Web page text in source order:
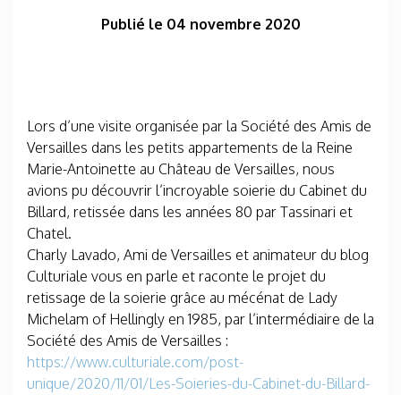
Publié le 04 novembre 2020
Lors d’une visite organisée par la Société des Amis de
Versailles dans les petits appartements de la Reine
Marie-Antoinette au Château de Versailles, nous
avions pu découvrir l’incroyable soierie du Cabinet du
Billard, retissée dans les années 80 par Tassinari et
Chatel.
Charly Lavado, Ami de Versailles et animateur du blog
Culturiale vous en parle et raconte le projet du
retissage de la soierie grâce au mécénat de Lady
Michelam of Hellingly en 1985, par l’intermédiaire de la
Société des Amis de Versailles :
https://www.culturiale.com/post-
unique/2020/11/01/Les-Soieries-du-Cabinet-du-Billard-